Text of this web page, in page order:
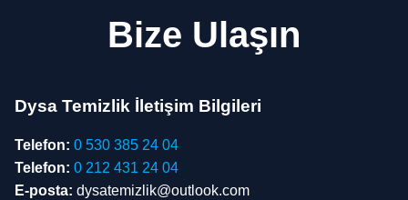
Bize Ulaşın
Dysa Temizlik İletişim Bilgileri
Telefon: 0 530 385 24 04
Telefon: 0 212 431 24 04
E-posta: dysatemizlik@outlook.com